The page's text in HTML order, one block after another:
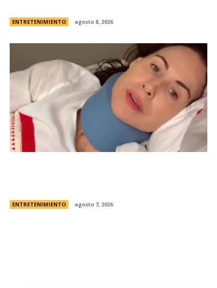
ENTRETENIMIENTO agosto 8, 2026
ENTRETENIMIENTO agosto 7, 2026